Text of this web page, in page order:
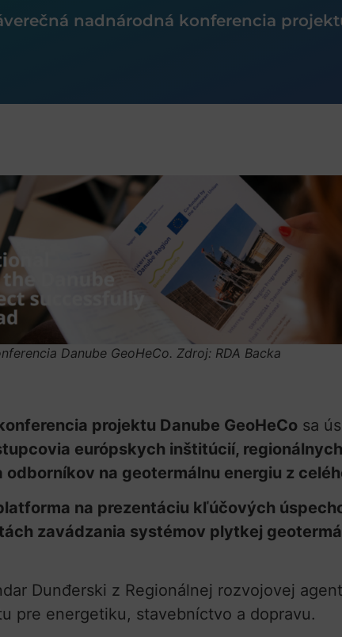
nadnárodná konferencia
Danube GeoHeCo. Zdroj: RDA Backa
projektu Danube GeoHeCo sa
európskych inštitúcií,
na geotermálnu energiu z
na prezentáciu kľúčových
zavádzania systémov plytkej
Dunđerski z Regionálnej rozvojovej
pre energetiku, stavebníctvo a dopravu.